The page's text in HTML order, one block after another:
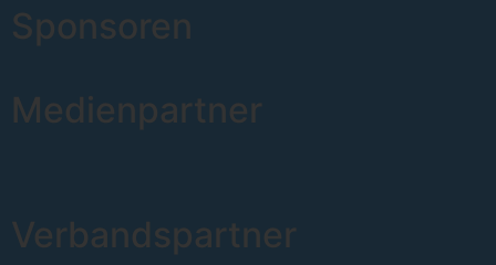
Sponsoren
Medienpartner
Verbandspartner